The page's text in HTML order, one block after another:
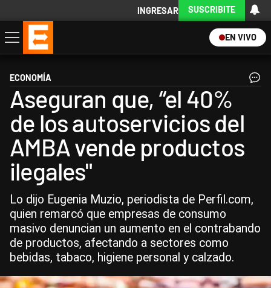
INGRESAR SUSCRIBITE
EN VIVO
Economía
Política
Internacional
Actualidad
Descargá la App
ECONOMÍA
Aseguran que, “el 40%
de los autoservicios del
AMBA vende productos
ilegales"
Lo dijo Eugenia Muzio, periodista de Perfil.com,
quien remarcó que empresas de consumo
masivo denuncian un aumento en el contrabando
de productos, afectando a sectores como
bebidas, tabaco, higiene personal y calzado.